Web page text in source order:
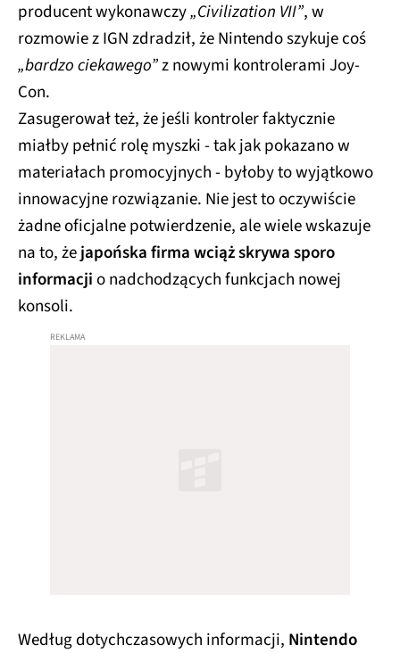
producent wykonawczy„Civilization VII”, w
rozmowie z IGN zdradził, że Nintendo szykuje coś
„bardzo ciekawego”z nowymi kontrolerami Joy-
Con.
Zasugerował też, że jeśli kontroler faktycznie
miałby pełnić rolę myszki - tak jak pokazano w
materiałach promocyjnych - byłoby to wyjątkowo
innowacyjne rozwiązanie. Nie jest to oczywiście
żadne oficjalne potwierdzenie, ale wiele wskazuje
na to, żejapońska firma wciąż skrywa sporo
informacjio nadchodzących funkcjach nowej
konsoli.
Według dotychczasowych informacji, Nintendo